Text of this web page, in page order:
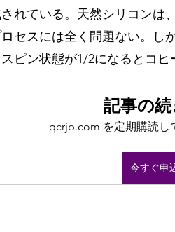
れている。天然シリコンは
セスには全く問題ない。し
ピン状態が1/2になるとコ
記事の
qcrjp.com を定期購読し
今すぐ申